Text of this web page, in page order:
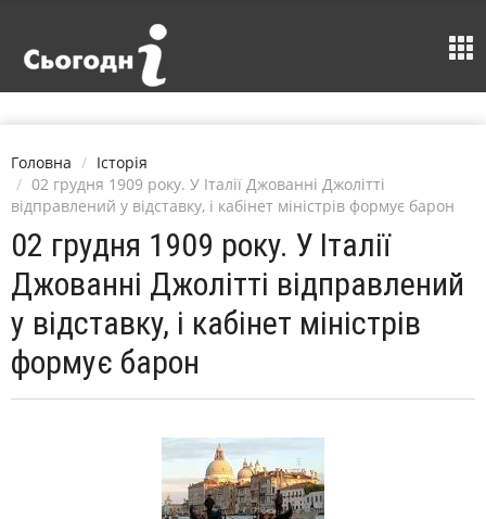
Головна
Історія
02 грудня 1909 року. У Італії Джованні Джолітті
відправлений у відставку, і кабінет міністрів формує барон
02 грудня 1909 року. У Італії
Джованні Джолітті відправлений
у відставку, і кабінет міністрів
формує барон